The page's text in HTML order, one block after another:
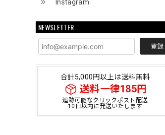
Instagram
NEWSLETTER
登録
合計5,000円以上は送料無料
送料一律185円
追跡可能なクリックポスト配送
10日以内に発送いたします